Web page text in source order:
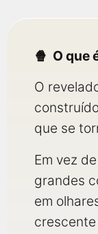
O que
O
que se
Em vez
grandes
em